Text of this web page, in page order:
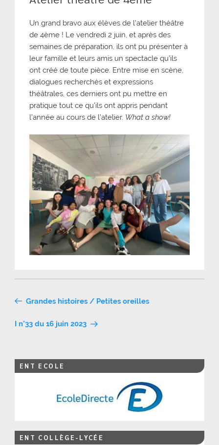
Un grand bravo aux élèves de l’atelier théâtre
de 4ème ! Le vendredi 2 juin, et après des
semaines de préparation, ils ont pu présenter à
leur famille et leurs amis un spectacle qu’ils
ont créé de toute pièce. Entre mise en scène,
dialogues recherchés et expressions
théâtrales, ces derniers ont pu mettre en
pratique tout ce qu’ils ont appris pendant
l’année au cours de l’atelier. What a show!
Navigation
de
Grandes histoires / Petites oreilles
I n°33 du 16 juin 2023
ENT ECOLE
ENT COLLÈGE-LYCÉE